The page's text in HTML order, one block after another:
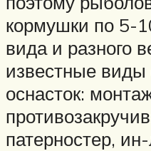
кормушки по 5-
вида и разного
известные
оснасток:
патерностер,